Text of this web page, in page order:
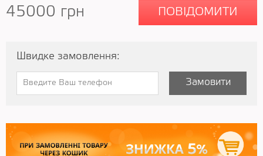
45000 грн ПОВІДОМИТИ
Швидке замовлення:
Замовити